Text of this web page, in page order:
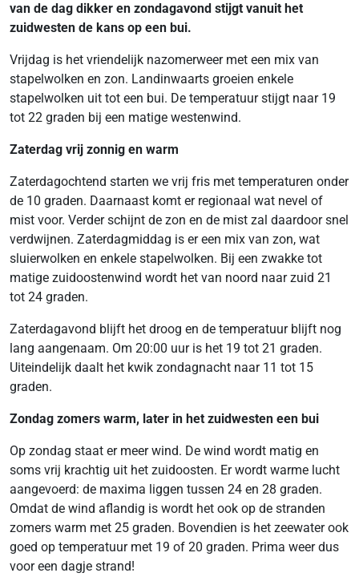
van de dag dikker en zondagavond stijgt vanuit het
zuidwesten de kans op een bui.
Vrijdag is het vriendelijk nazomerweer met een mix van
stapelwolken en zon. Landinwaarts groeien enkele
stapelwolken uit tot een bui. De temperatuur stijgt naar 19
tot 22 graden bij een matige westenwind.
Zaterdag vrij zonnig en warm
Zaterdagochtend starten we vrij fris met temperaturen onder
de 10 graden. Daarnaast komt er regionaal wat nevel of
mist voor. Verder schijnt de zon en de mist zal daardoor snel
verdwijnen. Zaterdagmiddag is er een mix van zon, wat
sluierwolken en enkele stapelwolken. Bij een zwakke tot
matige zuidoostenwind wordt het van noord naar zuid 21
tot 24 graden.
Zaterdagavond blijft het droog en de temperatuur blijft nog
lang aangenaam. Om 20:00 uur is het 19 tot 21 graden.
Uiteindelijk daalt het kwik zondagnacht naar 11 tot 15
graden.
Zondag zomers warm, later in het zuidwesten een bui
Op zondag staat er meer wind. De wind wordt matig en
soms vrij krachtig uit het zuidoosten. Er wordt warme lucht
aangevoerd: de maxima liggen tussen 24 en 28 graden.
Omdat de wind aflandig is wordt het ook op de stranden
zomers warm met 25 graden. Bovendien is het zeewater ook
goed op temperatuur met 19 of 20 graden. Prima weer dus
voor een dagje strand!